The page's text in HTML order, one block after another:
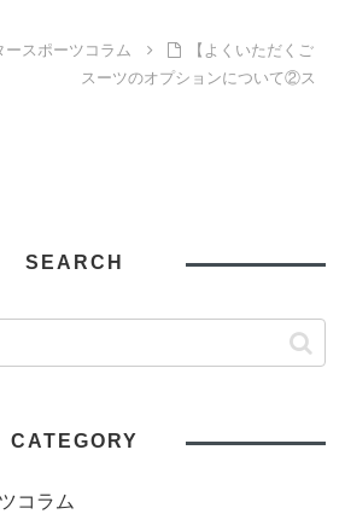
ースポーツコラム
【よくいただくご
オプションについて②ス
SEARCH
CATEGORY
コラム